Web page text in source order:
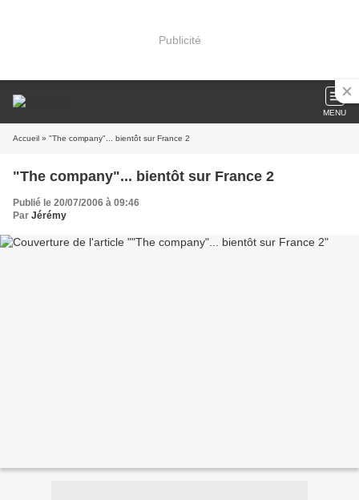
Publicité
MENU
Accueil » "The company"... bientôt sur France 2
"The company"... bientôt sur France 2
Publié le 20/07/2006 à 09:46
Par Jérémy